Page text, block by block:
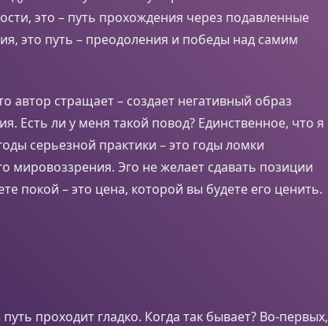
это – путь прохождения через подавленные
это путь – преодоления и победы над самим
стращает – создает негативный образ
Есть ли у меня такой повод? Единственное, что я
серьезной практики – это годы ломки
мировоззрения. Эго не желает сдавать позиции
покой – это цена, которой вы будете его ценить.
проходит гладко. Когда так бывает? Во-первых,